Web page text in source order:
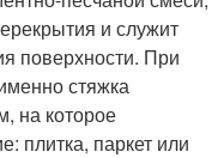
и служит
поверхности. При
стяжка
на которое
плитка, паркет или